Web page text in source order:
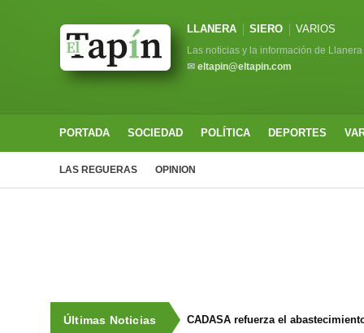
LLANERA SIERO VARIOS
Las noticias y la información de Llanera
✉ eltapin@eltapin.com
PORTADA SOCIEDAD POLÍTICA DEPORTES
LAS REGUERAS OPINION
Últimas Noticias CADASA refuerza el